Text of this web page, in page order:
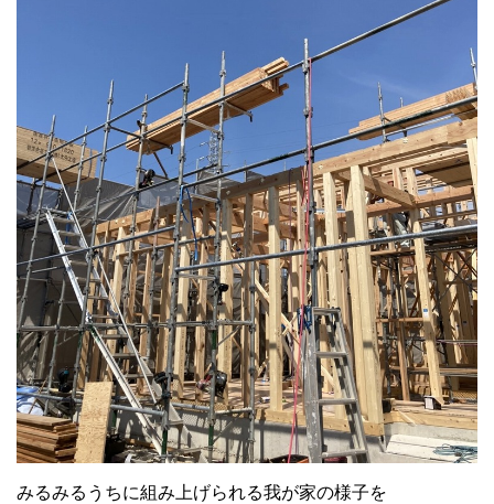
みるみるうちに組み上げられる我が家の様子を